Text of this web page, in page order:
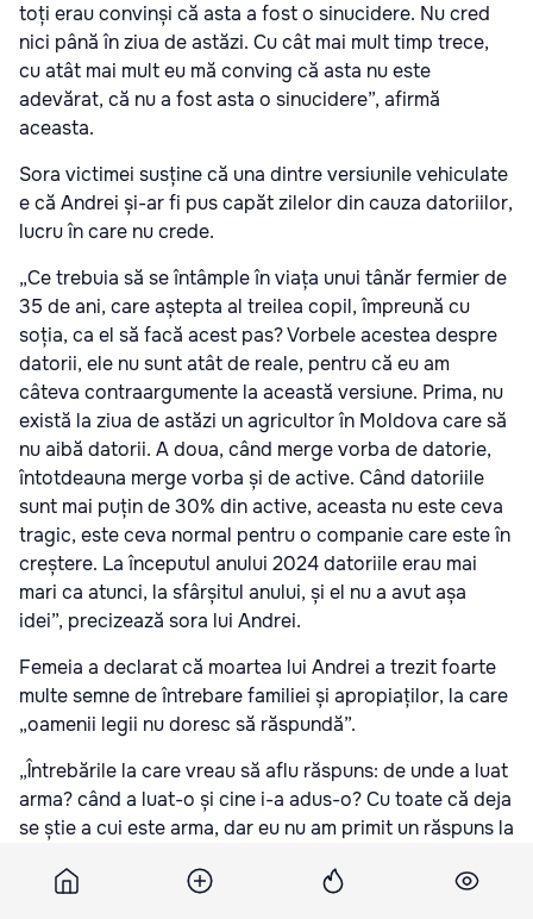
toți erau convinși că asta a fost o sinucidere. Nu cred
nici până în ziua de astăzi. Cu cât mai mult timp trece,
cu atât mai mult eu mă conving că asta nu este
adevărat, că nu a fost asta o sinucidere”, afirmă
aceasta.
Sora victimei susține că una dintre versiunile vehiculate
e că Andrei și-ar fi pus capăt zilelor din cauza datoriilor,
lucru în care nu crede.
„Ce trebuia să se întâmple în viața unui tânăr fermier de
35 de ani, care aștepta al treilea copil, împreună cu
soția, ca el să facă acest pas? Vorbele acestea despre
datorii, ele nu sunt atât de reale, pentru că eu am
câteva contraargumente la această versiune. Prima, nu
există la ziua de astăzi un agricultor în Moldova care să
nu aibă datorii. A doua, când merge vorba de datorie,
întotdeauna merge vorba și de active. Când datoriile
sunt mai puțin de 30% din active, aceasta nu este ceva
tragic, este ceva normal pentru o companie care este în
creștere. La începutul anului 2024 datoriile erau mai
mari ca atunci, la sfârșitul anului, și el nu a avut așa
idei”, precizează sora lui Andrei.
Femeia a declarat că moartea lui Andrei a trezit foarte
multe semne de întrebare familiei și apropiaților, la care
„oamenii legii nu doresc să răspundă”.
„Întrebările la care vreau să aflu răspuns: de unde a luat
arma? când a luat-o și cine i-a adus-o? Cu toate că deja
se știe a cui este arma, dar eu nu am primit un răspuns la
asta la dânsul? Pentru că el nu era vânător. Cine a mers